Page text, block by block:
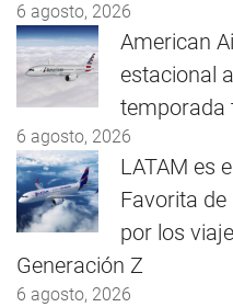
6 agosto, 2026
American
estacional
temporada
6 agosto, 2026
LATAM es
Favorita de
por los
Generación Z
6 agosto, 2026